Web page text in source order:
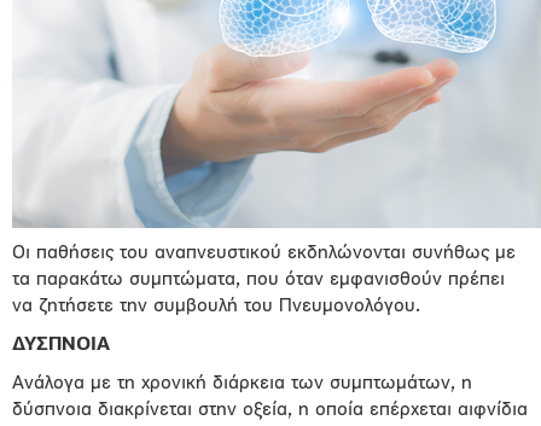
Οι παθήσεις του αναπνευστικού εκδηλώνονται συνήθως με
τα παρακάτω συμπτώματα, που όταν εμφανισθούν πρέπει
να ζητήσετε την συμβουλή του Πνευμονολόγου.
ΔΥΣΠΝΟΙΑ
Ανάλογα με τη χρονική διάρκεια των συμπτωμάτων, η
δύσπνοια διακρίνεται στην οξεία, η οποία επέρχεται αιφνίδια